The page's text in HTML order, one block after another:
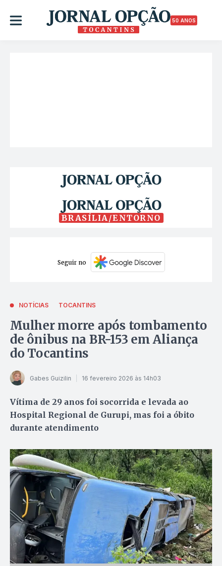
50 ANOS
BRASÍLIA/ENTORNO
Seguir no
NOTÍCIAS TOCANTINS
Mulher morre após tombamento
de ônibus na BR-153 em Aliança
do Tocantins
Gabes Guizilin 16 fevereiro 2026 às 14h03
Vítima de 29 anos foi socorrida e levada ao
Hospital Regional de Gurupi, mas foi a óbito
durante atendimento